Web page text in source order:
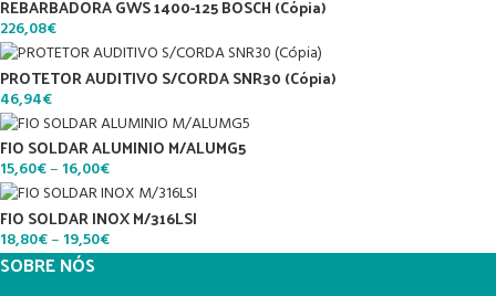
REBARBADORA GWS 1400-125 BOSCH (Cópia)
226,08€
PROTETOR AUDITIVO S/CORDA SNR30 (Cópia)
46,94€
FIO SOLDAR ALUMINIO M/ALUMG5
15,60€– 16,00€
FIO SOLDAR INOX M/316LSI
18,80€– 19,50€
SOBRE NÓS